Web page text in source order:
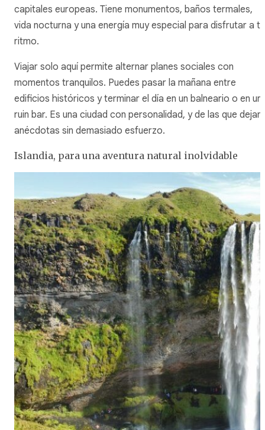
capitales europeas. Tiene monumentos, baños termales,
vida nocturna y una energía muy especial para disfrutar a tu
ritmo.
Viajar solo aquí permite alternar planes sociales con
momentos tranquilos. Puedes pasar la mañana entre
edificios históricos y terminar el día en un balneario o en un
ruin bar. Es una ciudad con personalidad, y de las que dejan
anécdotas sin demasiado esfuerzo.
Islandia, para una aventura natural inolvidable